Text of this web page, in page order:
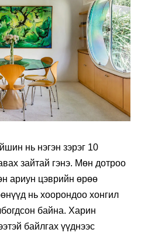
нь нэгэн зэрэг 10
зайтай гэнэ. Мөн дотроо
ариун цэврийн өрөө
нь хоорондоо хонгил
байна. Харин
байлгах үүднээс